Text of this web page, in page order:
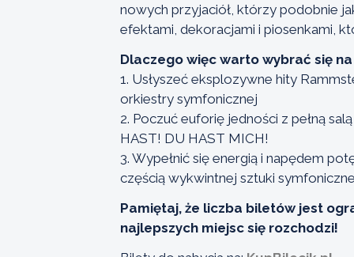
nowych przyjaciół, którzy podobnie
efektami, dekoracjami i piosenkami,
Dlaczego więc warto wybrać się
1. Usłyszeć eksplozywne hity
orkiestry symfonicznej
2. Poczuć euforię jedności z pełną
HAST! DU HAST MICH!
3. Wypełnić się energią i napędem
częścią wykwintnej sztuki
Pamiętaj, że liczba biletów jest
najlepszych miejsc się rozchodzi!